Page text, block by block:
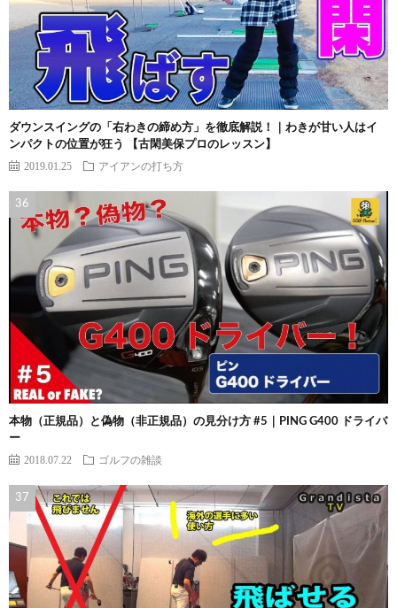
ダウンスイングの「右わきの締め方」を徹底解説！｜わきが甘い人はイ
ンパクトの位置が狂う 【古閑美保プロのレッスン】
2019.01.25 アイアンの打ち方
本物（正規品）と偽物（非正規品）の見分け方 #5｜PING G400 ドライバ
ー
2018.07.22 ゴルフの雑談